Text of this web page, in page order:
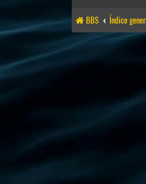
BBS Índice